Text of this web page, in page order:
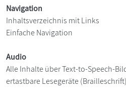
Navigation
Inhaltsverzeichnis mit Links
Einfache Navigation
Audio
Alle Inhalte über Text-to-Speech-
ertastbare Lesegeräte